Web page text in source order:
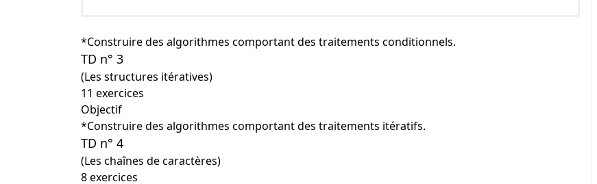
*Construire des algorithmes comportant des traitements conditionnels.
TD n° 3
(Les structures itératives)
11 exercices
Objectif
*Construire des algorithmes comportant des traitements itératifs.
TD n° 4
(Les chaînes de caractères)
8 exercices